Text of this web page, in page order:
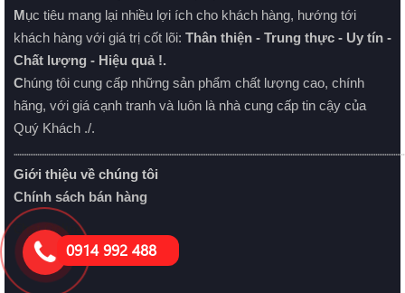
Mục tiêu mang lại nhiều lợi ích cho khách hàng, hướng tới
khách hàng với giá trị cốt lõi: Thân thiện - Trung thực - Uy tín -
Chất lượng - Hiệu quả !.
Chúng tôi cung cấp những sản phẩm chất lượng cao, chính
hãng, với giá cạnh tranh và luôn là nhà cung cấp tin cậy của
Quý Khách ./.
Giới thiệu về chúng tôi
Chính sách bán hàng
Chat Online
0914 992 488